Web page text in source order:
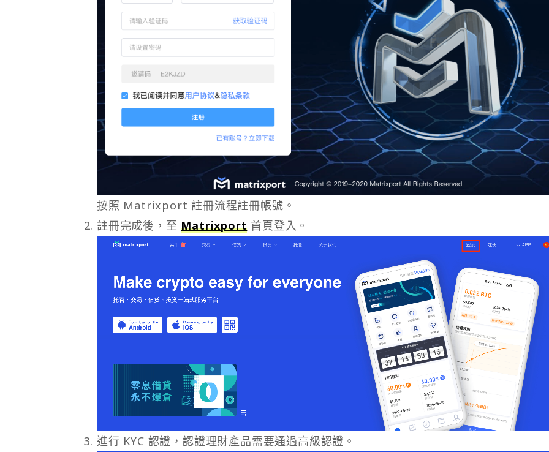
按照 Matrixport 註冊流程註冊帳號。
註冊完成後，至Matrixport 首頁登入。
進行 KYC 認證，認證理財產品需要通過高級認證。